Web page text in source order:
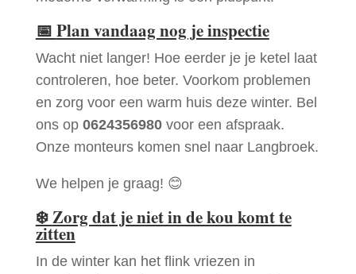
📅 Plan vandaag nog je inspectie
Wacht niet langer! Hoe eerder je je ketel laat
controleren, hoe beter. Voorkom problemen
en zorg voor een warm huis deze winter. Bel
ons op 0624356980voor een afspraak.
Onze monteurs komen snel naar Langbroek.
We helpen je graag! 😊
❄️Zorg dat je niet in de kou komt te
zitten
In de winter kan het flink vriezen in